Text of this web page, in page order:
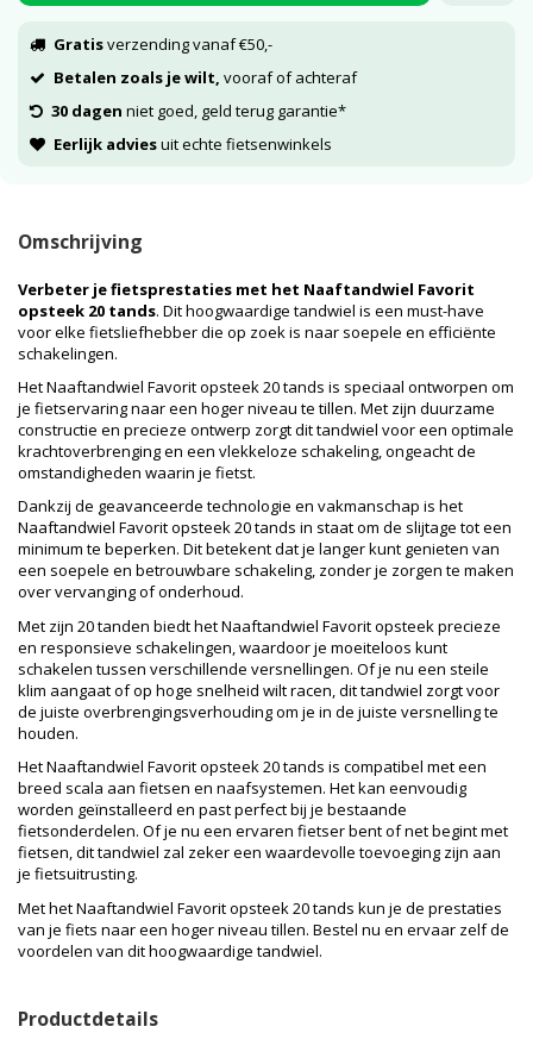
Gratisverzending vanaf €50,-
Betalen zoals je wilt, vooraf of achteraf
30 dagen niet goed, geld terug garantie*
Eerlijk adviesuit echte fietsenwinkels
Omschrijving
Verbeter je fietsprestaties met het Naaftandwiel Favorit
opsteek 20 tands. Dit hoogwaardige tandwiel is een must-have
voor elke fietsliefhebber die op zoek is naar soepele en efficiënte
schakelingen.
Het Naaftandwiel Favorit opsteek 20 tands is speciaal ontworpen om
je fietservaring naar een hoger niveau te tillen. Met zijn duurzame
constructie en precieze ontwerp zorgt dit tandwiel voor een optimale
krachtoverbrenging en een vlekkeloze schakeling, ongeacht de
omstandigheden waarin je fietst.
Dankzij de geavanceerde technologie en vakmanschap is het
Naaftandwiel Favorit opsteek 20 tands in staat om de slijtage tot een
minimum te beperken. Dit betekent dat je langer kunt genieten van
een soepele en betrouwbare schakeling, zonder je zorgen te maken
over vervanging of onderhoud.
Met zijn 20 tanden biedt het Naaftandwiel Favorit opsteek precieze
en responsieve schakelingen, waardoor je moeiteloos kunt
schakelen tussen verschillende versnellingen. Of je nu een steile
klim aangaat of op hoge snelheid wilt racen, dit tandwiel zorgt voor
de juiste overbrengingsverhouding om je in de juiste versnelling te
houden.
Het Naaftandwiel Favorit opsteek 20 tands is compatibel met een
breed scala aan fietsen en naafsystemen. Het kan eenvoudig
worden geïnstalleerd en past perfect bij je bestaande
fietsonderdelen. Of je nu een ervaren fietser bent of net begint met
fietsen, dit tandwiel zal zeker een waardevolle toevoeging zijn aan
je fietsuitrusting.
Met het Naaftandwiel Favorit opsteek 20 tands kun je de prestaties
van je fiets naar een hoger niveau tillen. Bestel nu en ervaar zelf de
voordelen van dit hoogwaardige tandwiel.
Productdetails